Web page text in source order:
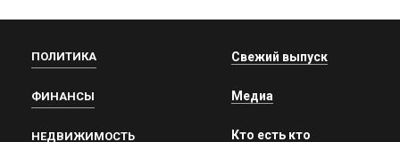
ПОЛИТИКА
ФИНАНСЫ
НЕДВИЖИМОСТЬ
Свежий выпуск
Медиа
Кто есть кто